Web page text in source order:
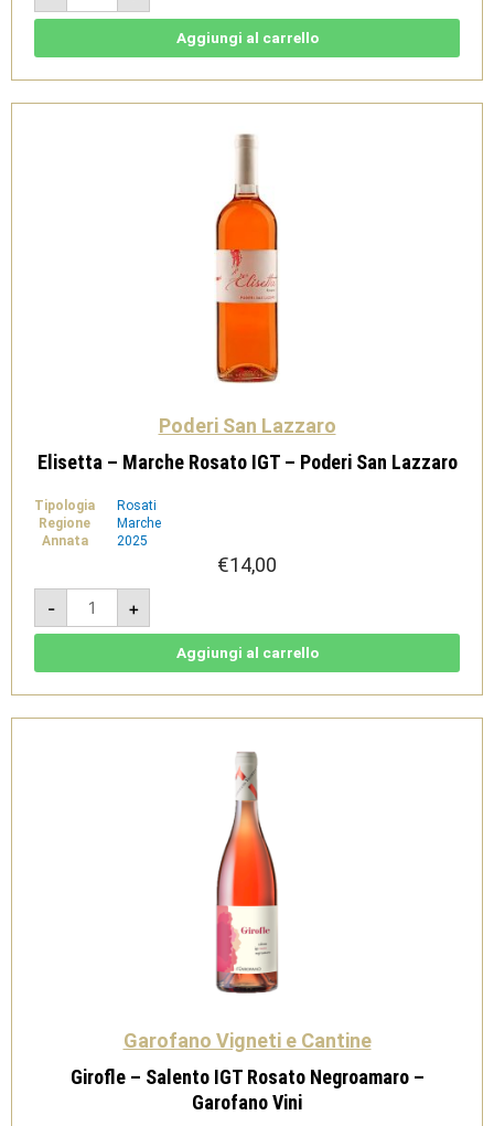
-
Aglianico
Igt
-
Aggiungi al carrello
Poderi San Lazzaro
Elisetta – Marche Rosato IGT – Poderi San Lazzaro
Tipologia
Rosati
Regione
Marche
Annata
2025
€14,00
-
Elisetta
Marche
Rosato
San
quantità
+
Aggiungi al carrello
Garofano Vigneti e Cantine
Girofle – Salento IGT Rosato Negroamaro –
Garofano Vini